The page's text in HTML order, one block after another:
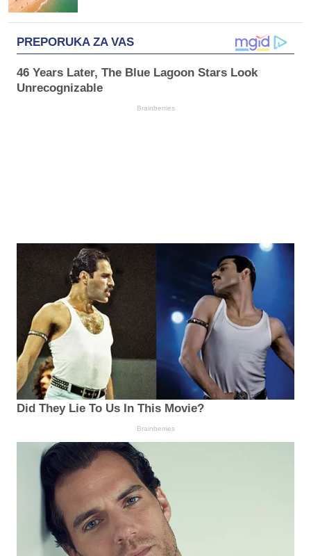
PREPORUKA ZA VAS
46 Years Later, The Blue Lagoon Stars Look
Unrecognizable
Brainberries
Did They Lie To Us In This Movie?
Brainberries